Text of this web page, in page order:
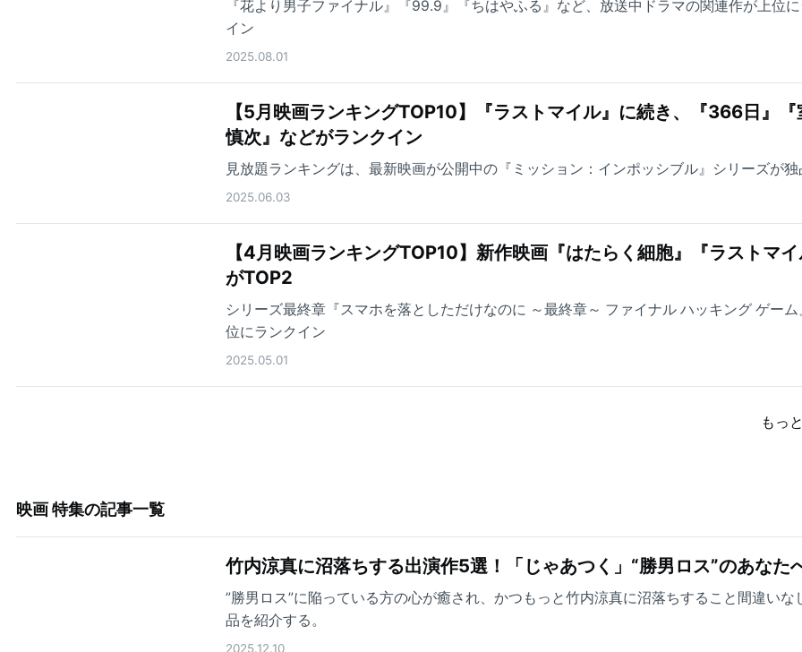
『花より男子ファイナル』『99.9』『ちはやふる』など、放送中ドラマの関連作が上位に
イン
2025.08.01
【5月映画ランキングTOP10】『ラストマイル』に続き、『366日』『
慎次』などがランクイン
見放題ランキングは、最新映画が公開中の『ミッション：インポッシブル』シリーズが独
2025.06.03
【4月映画ランキングTOP10】新作映画『はたらく細胞』『ラストマイ
がTOP2
シリーズ最終章『スマホを落としただけなのに ～最終章～ ファイナル ハッキング ゲー
位にランクイン
2025.05.01
もっ
映画 特集の記事一覧
竹内涼真に沼落ちする出演作5選！「じゃあつく」“勝男ロス”のあなた
”勝男ロス”に陥っている方の心が癒され、かつもっと竹内涼真に沼落ちすること間違いな
品を紹介する。
2025.12.10